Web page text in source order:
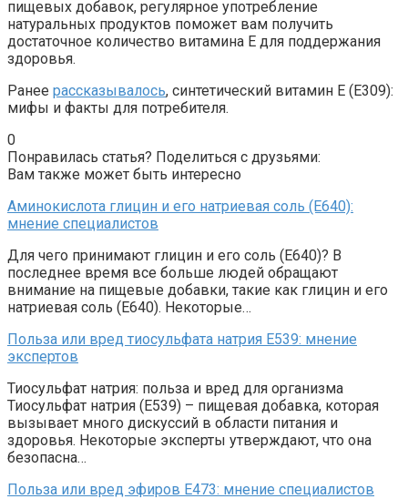
пищевых добавок, регулярное употребление
натуральных продуктов поможет вам получить
достаточное количество витамина E для поддержания
здоровья.
Ранее рассказывалось, синтетический витамин E (Е309):
мифы и факты для потребителя.
0
Понравилась статья? Поделиться с друзьями:
Вам также может быть интересно
Аминокислота глицин и его натриевая соль (Е640):
мнение специалистов
Для чего принимают глицин и его соль (Е640)? В
последнее время все больше людей обращают
внимание на пищевые добавки, такие как глицин и его
натриевая соль (Е640). Некоторые…
Польза или вред тиосульфата натрия Е539: мнение
экспертов
Тиосульфат натрия: польза и вред для организма
Тиосульфат натрия (Е539) – пищевая добавка, которая
вызывает много дискуссий в области питания и
здоровья. Некоторые эксперты утверждают, что она
безопасна…
Польза или вред эфиров Е473: мнение специалистов